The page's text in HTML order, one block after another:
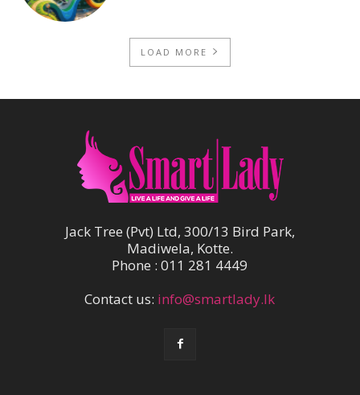
LOAD MORE
Jack Tree (Pvt) Ltd, 300/13 Bird Park,
Madiwela, Kotte.
Phone : 011 281 4449
Contact us: info@smartlady.lk